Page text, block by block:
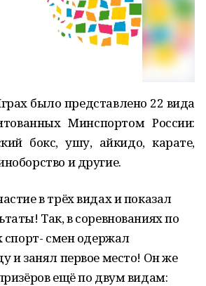
было представлено 22 вида
Минспортом России:
бокс, ушу, айкидо, карате,
и другие.
в трёх видах и показал
Так, в соревнованиях по
спорт- смен одержал
и занял первое место! Он же
ещё по двум видам: